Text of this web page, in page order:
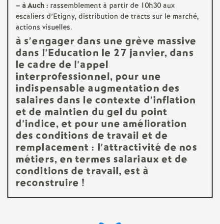
e
c
o
n
d
d
e
g
–à Auch : rassemblement à partir de 10h30 aux
escaliers d’Etigny, distribution de tracts sur le marché,
actions visuelles.
à s’engager dans une grève massive
dans l’Education le 27 janvier, dans
le cadre de l’appel
interprofessionnel, pour une
indispensable augmentation des
salaires dans le contexte d’inflation
et de maintien du gel du point
d’indice, et pour une amélioration
des conditions de travail et de
remplacement : l’attractivité de nos
métiers, en termes salariaux et de
conditions de travail, est à
reconstruire !